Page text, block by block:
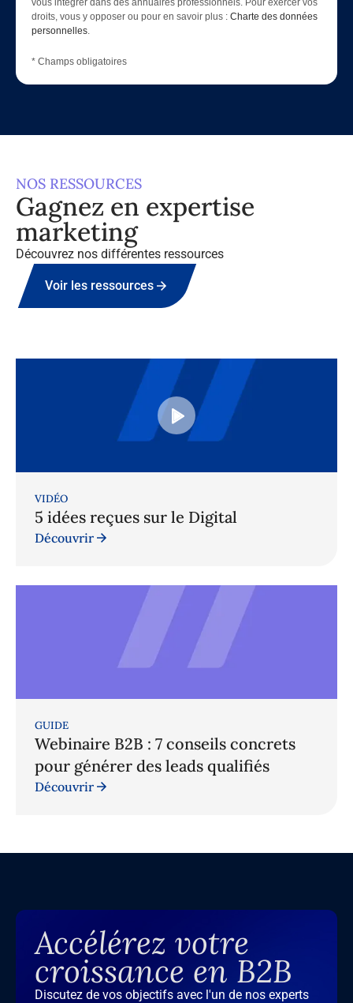
vous intégrer dans des annuaires professionnels. Pour exercer vos
droits, vous y opposer ou pour en savoir plus : Charte des données
personnelles.
* Champs obligatoires
NOS RESSOURCES
Gagnez en expertise
marketing
Découvrez nos différentes ressources
Voir les ressources
VIDÉO
5 idées reçues sur le Digital
Découvrir
GUIDE
Webinaire B2B : 7 conseils concrets
pour générer des leads qualifiés
Découvrir
Accélérez votre
croissance en B2B
Discutez de vos objectifs avec l'un de nos experts